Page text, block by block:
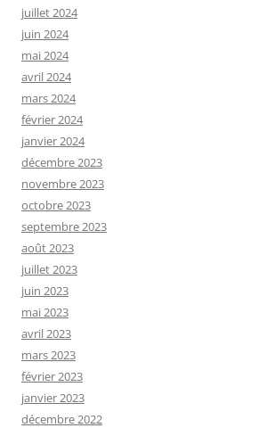
juillet 2024
juin 2024
mai 2024
avril 2024
mars 2024
février 2024
janvier 2024
décembre 2023
novembre 2023
octobre 2023
septembre 2023
août 2023
juillet 2023
juin 2023
mai 2023
avril 2023
mars 2023
février 2023
janvier 2023
décembre 2022